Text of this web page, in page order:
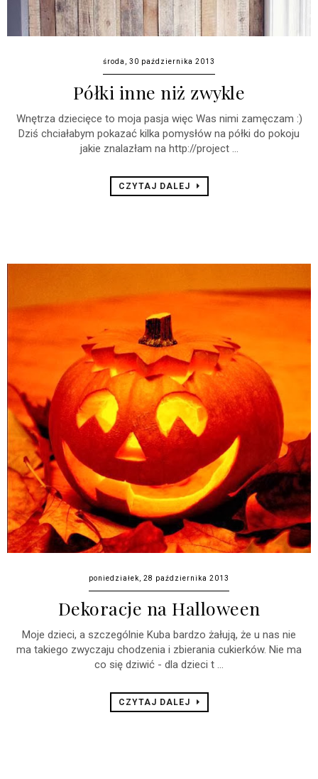
środa, 30 października 2013
Półki inne niż zwykle
Wnętrza dziecięce to moja pasja więc Was nimi zamęczam :)
Dziś chciałabym pokazać kilka pomysłów na półki do pokoju
jakie znalazłam na http://project ...
CZYTAJ DALEJ
poniedziałek, 28 października 2013
Dekoracje na Halloween
Moje dzieci, a szczególnie Kuba bardzo żałują, że u nas nie
ma takiego zwyczaju chodzenia i zbierania cukierków. Nie ma
co się dziwić - dla dzieci t ...
CZYTAJ DALEJ